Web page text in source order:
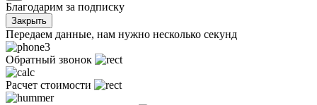
Благодарим за подписку
Закрыть
Передаем данные, нам нужно несколько секунд
Обратный звонок
Расчет стоимости